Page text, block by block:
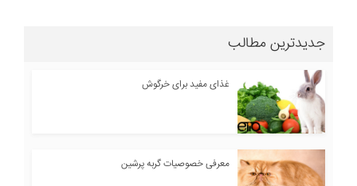
جدیدترین مطالب
غذای مفید برای خرگوش
معرفی خصوصیات گربه پرشین